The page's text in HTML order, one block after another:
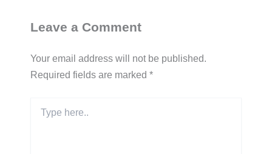
Leave a Comment
Your email address will not be published.
Required fields are marked *
here..